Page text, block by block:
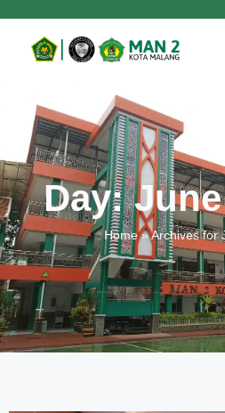
Day:
Home»Archives for